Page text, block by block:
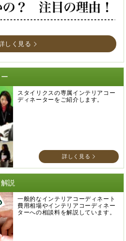
しく見る
スタイリクスの専属インテリアコー
ディネーターをご紹介します。
詳しく見る
説
一般的なインテリアコーディネート
費用相場やインテリアコーディネー
ターへの相談料を解説しています。